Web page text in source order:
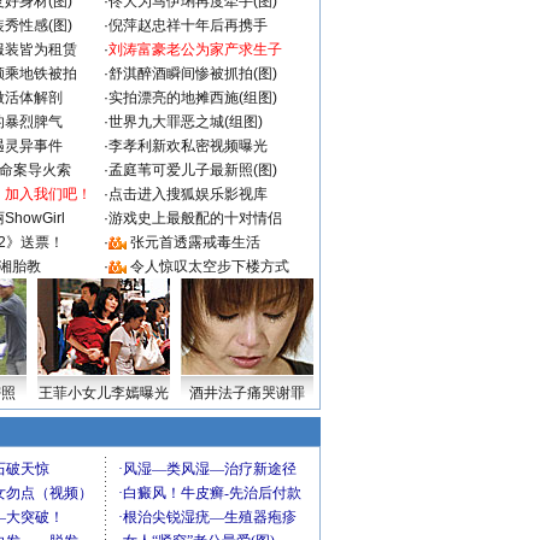
秀性感(图)
·倪萍赵忠祥十年后再携手
装皆为租赁
·刘涛富豪老公为家产求生子
乘地铁被拍
·舒淇醉酒瞬间惨被抓拍(图)
体解剖
·实拍漂亮的地摊西施(组图)
暴烈脾气
·世界九大罪恶之城(组图)
灵异事件
·李孝利新欢私密视频曝光
案导火索
·孟庭苇可爱儿子最新照(图)
入我们吧！
·点击进入搜狐娱乐影视库
·游戏史上最般配的十对情侣
送票！
·
张元首透露戒毒生活
胎教
· 令人惊叹太空步下楼方式
王菲小女儿李嫣曝光 酒井法子痛哭谢罪